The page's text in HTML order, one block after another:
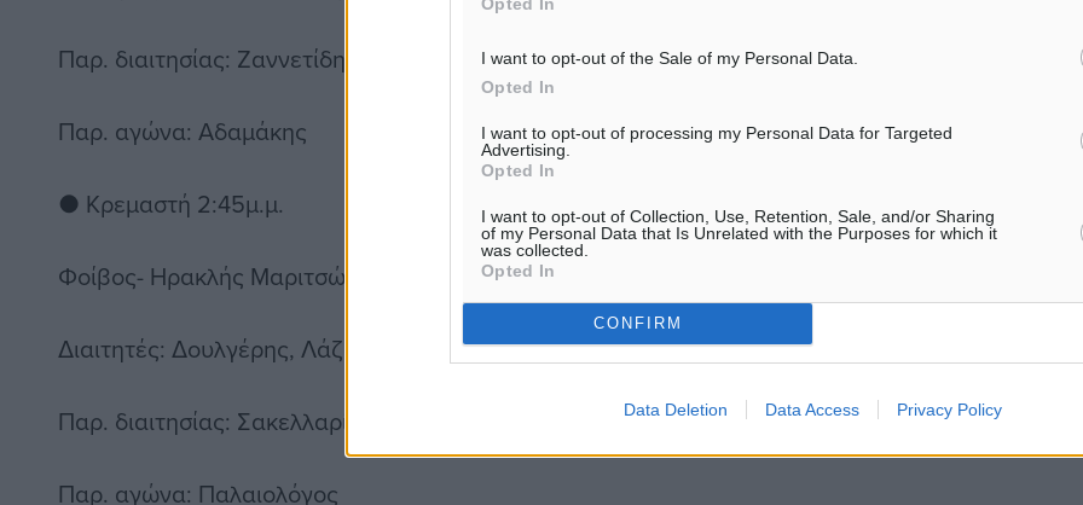
I want to opt-out of the Sale of my Personal Data.
Opted In
I want to opt-out of processing my Personal Data for Targeted
Advertising.
Opted In
I want to opt-out of Collection, Use, Retention, Sale, and/or Sharing
of my Personal Data that Is Unrelated with the Purposes for which it
was collected.
Opted In
CONFIRM
Data Deletion Data Access Privacy Policy
Παρ. διαιτησίας: Ζαννετίδης
Παρ. αγώνα: Αδαμάκης
● Κρεμαστή 2:45μ.μ.
Φοίβος- Ηρακλής Μαριτσών
Διαιτητές: Δουλγέρης, Λάζος, Κόκκαλης
Παρ. διαιτησίας: Σακελλαρίδης
Παρ. αγώνα: Παλαιολόγος